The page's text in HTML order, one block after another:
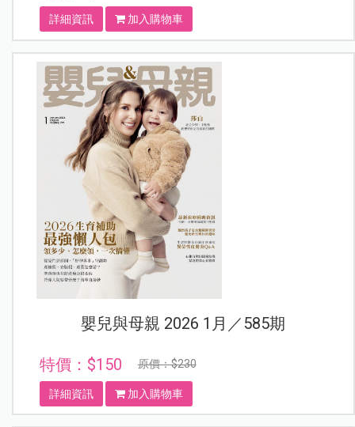
詳細資訊 加入購物車
嬰兒與母親 2026 1月／585期
特價：$150 原價：$230
詳細資訊 加入購物車